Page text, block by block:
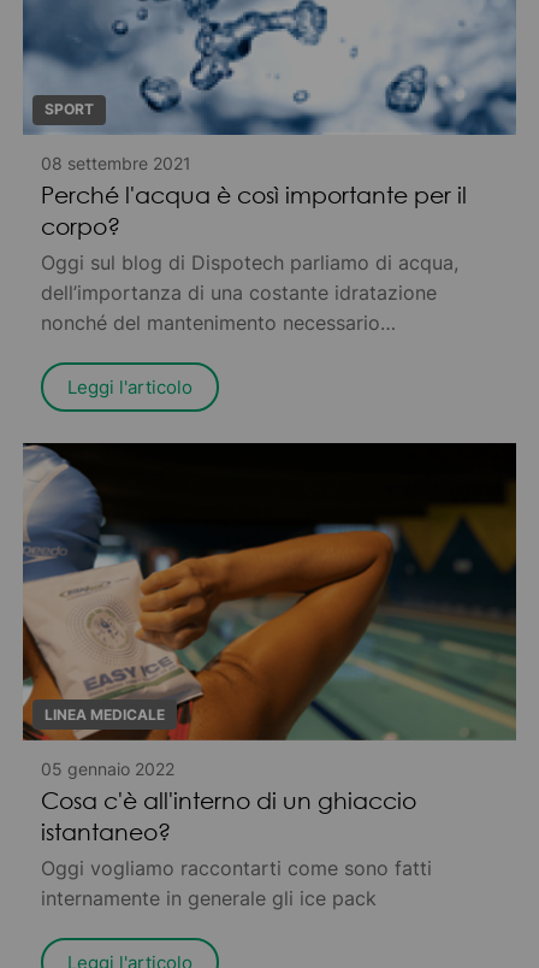
SPORT
08 settembre 2021
Perché l'acqua è così importante per il
corpo?
Oggi sul blog di Dispotech parliamo di acqua,
dell’importanza di una costante idratazione
nonché del mantenimento necessario
Leggi l'articolo
LINEA MEDICALE
05 gennaio 2022
Cosa c'è all'interno di un ghiaccio
istantaneo?
Oggi vogliamo raccontarti come sono fatti
internamente in generale gli ice pack
Leggi l'articolo